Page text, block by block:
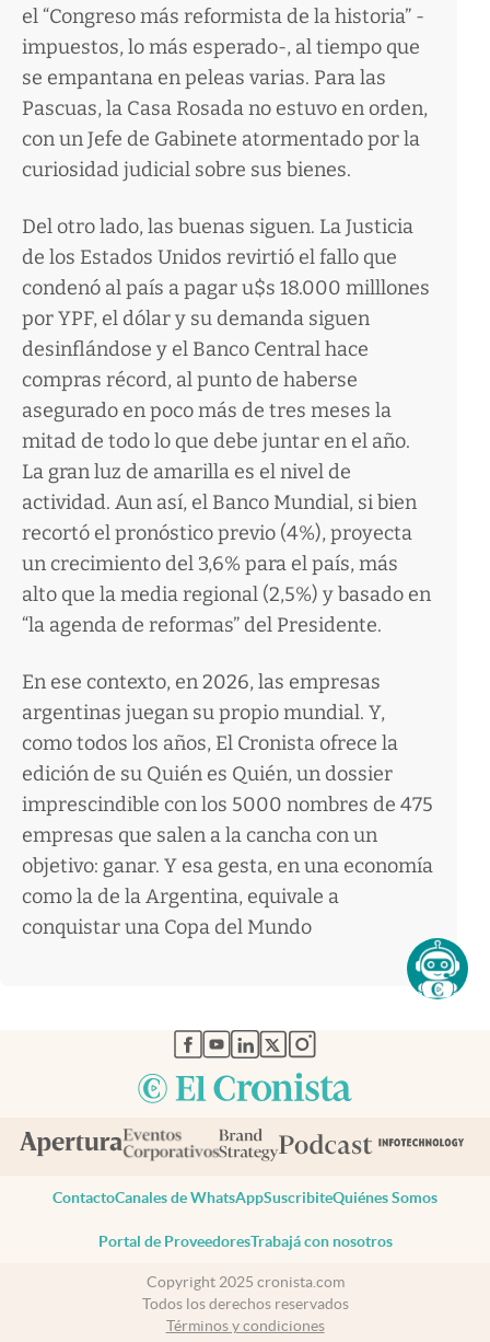
el “Congreso más reformista de la historia” -
impuestos, lo más esperado-, al tiempo que
se empantana en peleas varias. Para las
Pascuas, la Casa Rosada no estuvo en orden,
con un Jefe de Gabinete atormentado por la
curiosidad judicial sobre sus bienes.
Del otro lado, las buenas siguen. La Justicia
de los Estados Unidos revirtió el fallo que
condenó al país a pagar u$s 18.000 milllones
por YPF, el dólar y su demanda siguen
desinflándose y el Banco Central hace
compras récord, al punto de haberse
asegurado en poco más de tres meses la
mitad de todo lo que debe juntar en el año.
La gran luz de amarilla es el nivel de
actividad. Aun así, el Banco Mundial, si bien
recortó el pronóstico previo (4%), proyecta
un crecimiento del 3,6% para el país, más
alto que la media regional (2,5%) y basado en
“la agenda de reformas” del Presidente.
En ese contexto, en 2026, las empresas
argentinas juegan su propio mundial. Y,
como todos los años, El Cronista ofrece la
edición de su Quién es Quién, un dossier
imprescindible con los 5000 nombres de 475
empresas que salen a la cancha con un
objetivo: ganar. Y esa gesta, en una economía
como la de la Argentina, equivale a
conquistar una Copa del Mundo
abre en nueva pestaña
abre en nueva pestaña
abre en nueva pestaña
abre en nueva pestaña
abre en nueva pestaña
ContactoCanales de WhatsAppSuscribiteQuiénes Somos
Portal de ProveedoresTrabajá con nosotros
Copyright 2025 cronista.com
Todos los derechos reservados
Términos y condiciones